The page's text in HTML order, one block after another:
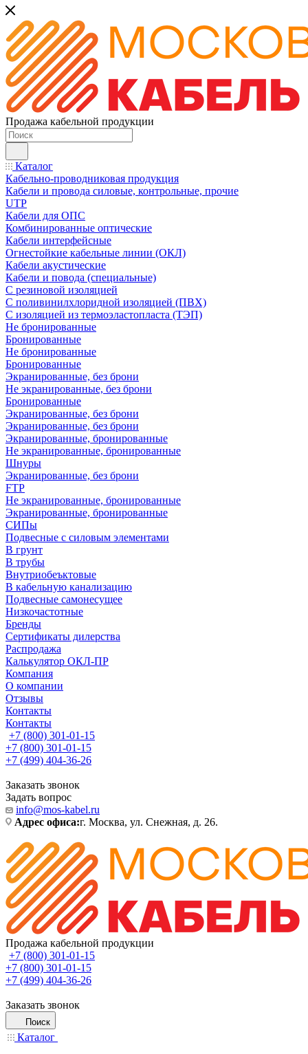
Продажа кабельной продукции
Каталог
Кабельно-проводниковая продукция
Кабели и провода силовые, контрольные, прочие
UTP
Кабели для ОПС
Комбинированные оптические
Кабели интерфейсные
Огнестойкие кабельные линии (ОКЛ)
Кабели акустические
Кабели и повода (специальные)
С резиновой изоляцией
С поливинилхлоридной изоляцией (ПВХ)
С изоляцией из термоэластопласта (ТЭП)
Не бронированные
Бронированные
Не бронированные
Бронированные
Экранированные, без брони
Не экранированные, без брони
Бронированные
Экранированные, без брони
Экранированные, без брони
Экранированные, бронированные
Не экранированные, бронированные
Шнуры
Экранированные, без брони
FTP
Не экранированные, бронированные
Экранированные, бронированные
СИПы
Подвесные с силовым элементами
В грунт
В трубы
Внутриобеъктовые
В кабельную канализацию
Подвесные самонесущее
Низкочастотные
Бренды
Сертификаты дилерства
Распродажа
Калькулятор ОКЛ-ПР
Компания
О компании
Отзывы
Контакты
Контакты
+7 (800) 301-01-15
+7 (800) 301-01-15
+7 (499) 404-36-26
Заказать звонок
Задать вопрос
info@mos-kabel.ru
Адрес офиса:г. Москва, ул. Снежная, д. 26.
Продажа кабельной продукции
+7 (800) 301-01-15
+7 (800) 301-01-15
+7 (499) 404-36-26
Заказать звонок
Поиск
Каталог